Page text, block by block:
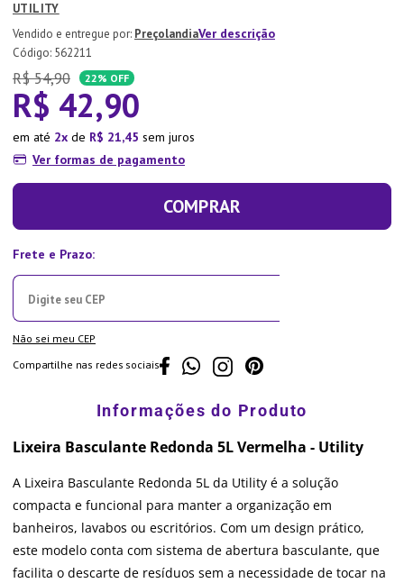
UTILITY
PreçolandiaVer descrição
: 562211
R$ 54,90 22% OFF
R$ 42,90
em até 2 de R$ 21,45 sem juros
Ver formas de pagamento
COMPRAR
Não sei meu CEP
Compartilhe nas redes sociais
Lixeira Basculante Redonda 5L Vermelha - Utility
A Lixeira Basculante Redonda 5L da Utility é a solução
compacta e funcional para manter a organização em
banheiros, lavabos ou escritórios. Com um design prático,
este modelo conta com sistema de abertura basculante, que
facilita o descarte de resíduos sem a necessidade de tocar na